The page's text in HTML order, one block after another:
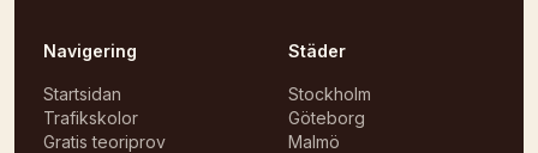
Navigering
Startsidan
Trafikskolor
Gratis teoriprov
Städer
Stockholm
Göteborg
Malmö